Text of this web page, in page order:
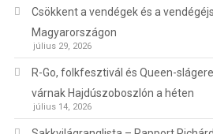
Csökkent a vendégek és a
Magyarországon
július 29, 2026
R-Go, folkfesztivál és Queen-
várnak Hajdúszoboszlón a héten
július 14, 2026